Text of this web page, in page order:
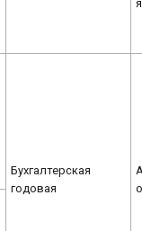
Бухгалтерская
годовая